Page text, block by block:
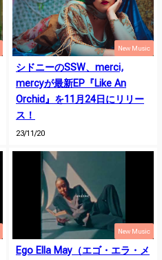
New Music
シドニーのSSW、merci,
mercyが最新EP『Like An
Orchid』を11月24日にリリー
ス！
23/11/20
New Music
Ego Ella May（エゴ・エラ・メ